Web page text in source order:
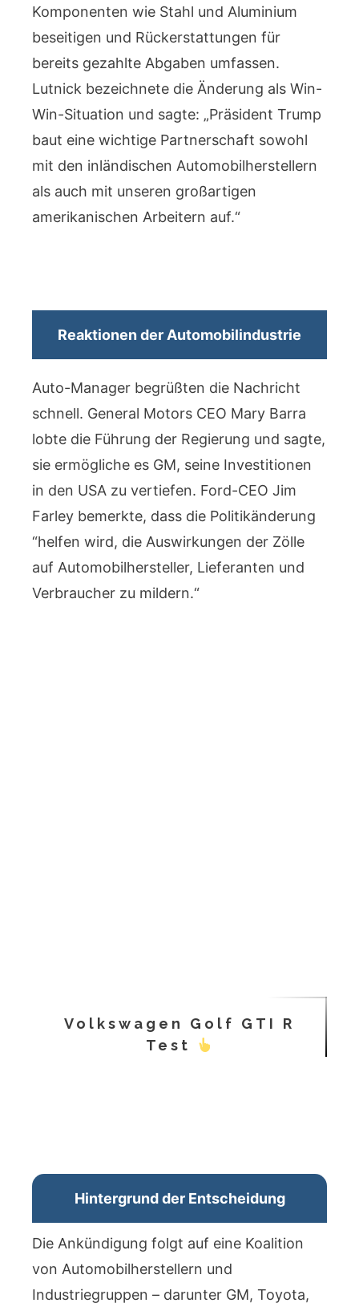
Komponenten wie Stahl und Aluminium
beseitigen und Rückerstattungen für
bereits gezahlte Abgaben umfassen.
Lutnick bezeichnete die Änderung als Win-
Win-Situation und sagte: „Präsident Trump
baut eine wichtige Partnerschaft sowohl
mit den inländischen Automobilherstellern
als auch mit unseren großartigen
amerikanischen Arbeitern auf.“
Reaktionen der Automobilindustrie
Auto-Manager begrüßten die Nachricht
schnell. General Motors CEO Mary Barra
lobte die Führung der Regierung und sagte,
sie ermögliche es GM, seine Investitionen
in den USA zu vertiefen. Ford-CEO Jim
Farley bemerkte, dass die Politikänderung
“helfen wird, die Auswirkungen der Zölle
auf Automobilhersteller, Lieferanten und
Verbraucher zu mildern.“
Volkswagen Golf GTI R
Test
Hintergrund der Entscheidung
Die Ankündigung folgt auf eine Koalition
von Automobilherstellern und
Industriegruppen – darunter GM, Toyota,